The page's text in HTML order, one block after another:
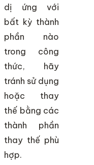
dị ứng với
bất kỳ thành
phần nào
trong công
thức, hãy
tránh sử dụng
hoặc thay
thế bằng các
thành phần
thay thế phù
hợp.